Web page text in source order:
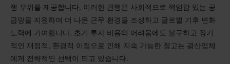
쟁 우위를 제공합니다. 이러한 관행은 사회적으로 책임감 있는 공
급망을 지원하여 더 나은 근무 환경을 조성하고 글로벌 기후 변화
노력에 기여합니다. 초기 투자 비용의 어려움에도 불구하고 장기
적인 재정적, 환경적 이점으로 인해 지속 가능한 창고는 광산업체
에게 전략적인 선택이 되고 있습니다.